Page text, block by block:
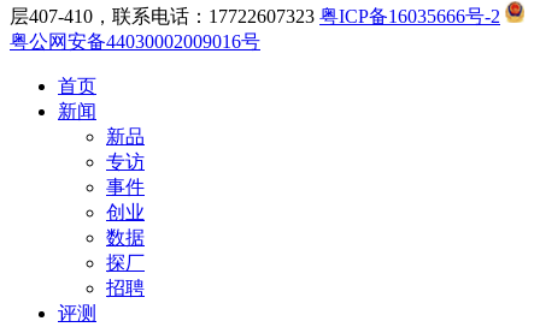
层407-410，联系电话：17722607323 粤ICP备16035666号-2
粤公网安备44030002009016号
首页
新闻
新品
专访
事件
创业
数据
探厂
招聘
评测